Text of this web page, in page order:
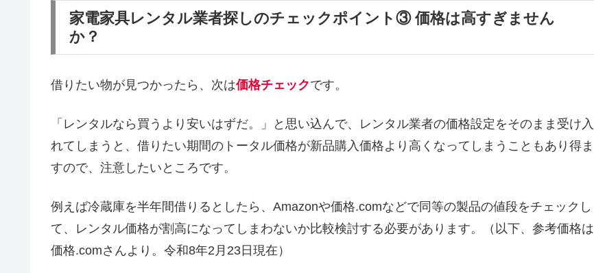
家電家具レンタル業者探しのチェックポイント③ 価格は高すぎません
か？
借りたい物が見つかったら、次は価格チェックです。
「レンタルなら買うより安いはずだ。」と思い込んで、レンタル業者の価格設定をそのまま受け入
れてしまうと、借りたい期間のトータル価格が新品購入価格より高くなってしまうこともあり得ま
すので、注意したいところです。
例えば冷蔵庫を半年間借りるとしたら、Amazonや価格.comなどで同等の製品の値段をチェックし
て、レンタル価格が割高になってしまわないか比較検討する必要があります。（以下、参考価格は
価格.comさんより。令和8年2月23日現在）